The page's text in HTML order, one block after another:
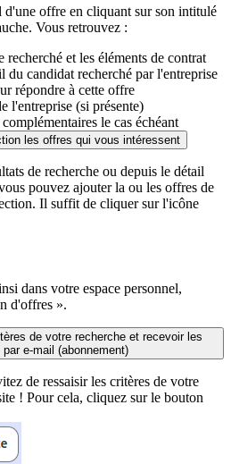
d'une offre en cliquant sur son intitulé
Vous retrouvez :
recherché et les éléments de contrat
du candidat recherché par l'entreprise
répondre à cette offre
l'entreprise (si présente)
le cas échéant
les offres qui vous intéressent
de recherche ou depuis le détail
pouvez ajouter la ou les offres de
Il suffit de cliquer sur l'icône
dans votre espace personnel,
d'offres ».
de votre recherche et recevoir les
e-mail (abonnement)
de ressaisir les critères de votre
! Pour cela, cliquez sur le bouton